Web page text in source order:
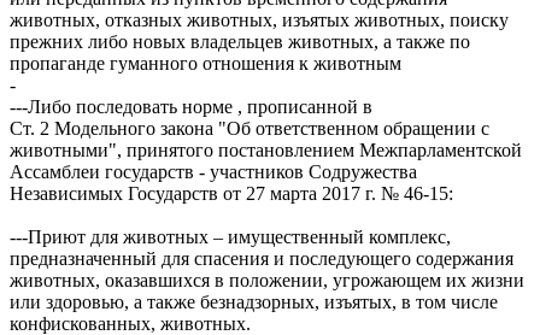
животных, отказных животных, изъятых животных, поиску
прежних либо новых владельцев животных, а также по
пропаганде гуманного отношения к животным
-
---Либо последовать норме , прописанной в
Ст. 2 Модельного закона "Об ответственном обращении с
животными", принятого постановлением Межпарламентской
Ассамблеи государств - участников Содружества
Независимых Государств от 27 марта 2017 г. № 46-15:
---Приют для животных – имущественный комплекс,
предназначенный для спасения и последующего содержания
животных, оказавшихся в положении, угрожающем их жизни
или здоровью, а также безнадзорных, изъятых, в том числе
конфискованных, животных.